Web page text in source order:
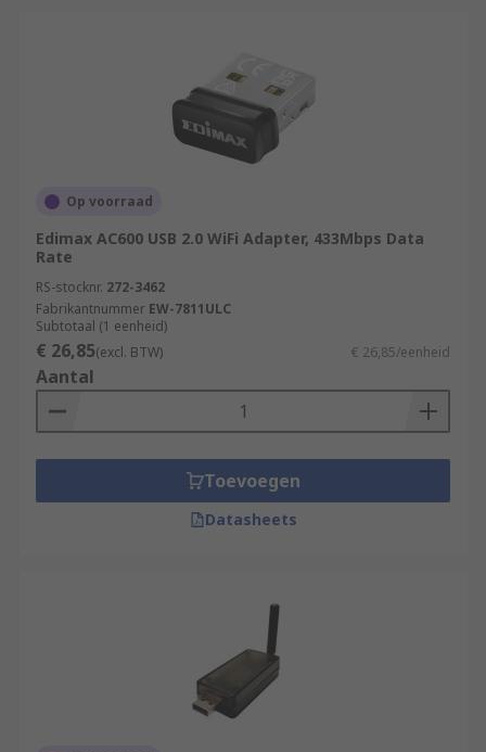
Op voorraad
Edimax AC600 USB 2.0 WiFi Adapter, 433Mbps Data
Rate
RS-stocknr. 272-3462
Fabrikantnummer EW-7811ULC
Subtotaal (1 eenheid)
€ 26,85(excl. BTW) € 26,85/eenheid
Aantal
Toevoegen
Datasheets